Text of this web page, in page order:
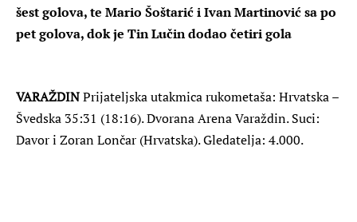
šest golova, te Mario Šoštarić i Ivan Martinović sa po
pet golova, dok je Tin Lučin dodao četiri gola
VARAŽDINPrijateljska utakmica rukometaša: Hrvatska –
Švedska 35:31 (18:16). Dvorana Arena Varaždin. Suci:
Davor i Zoran Lončar (Hrvatska). Gledatelja: 4.000.